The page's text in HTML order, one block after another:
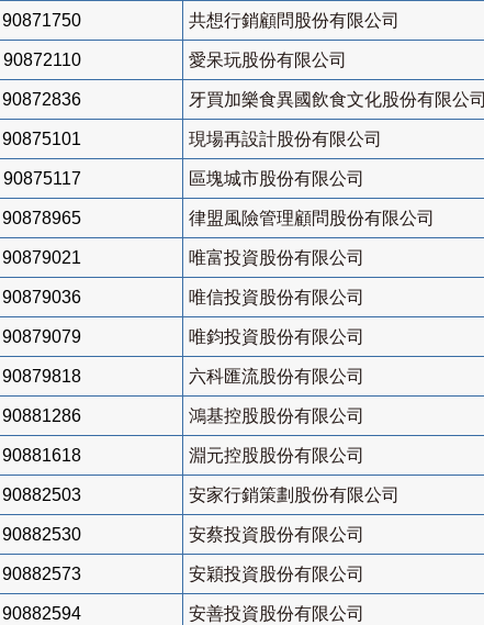
90871750 共想行銷顧問股份有限公司
90872110 愛呆玩股份有限公司
90872836 牙買加樂食異國飲食文化股份有限公司
90875101 現場再設計股份有限公司
90875117 區塊城市股份有限公司
90878965 律盟風險管理顧問股份有限公司
90879021 唯富投資股份有限公司
90879036 唯信投資股份有限公司
90879079 唯鈞投資股份有限公司
90879818 六科匯流股份有限公司
90881286 鴻基控股股份有限公司
90881618 淵元控股股份有限公司
90882503 安家行銷策劃股份有限公司
90882530 安蔡投資股份有限公司
90882573 安穎投資股份有限公司
90882594 安善投資股份有限公司